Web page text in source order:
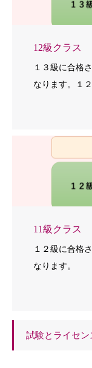
12級クラス
１３級に合格
なります。１
11級クラス
１２級に合格
なります。
試験とライセン